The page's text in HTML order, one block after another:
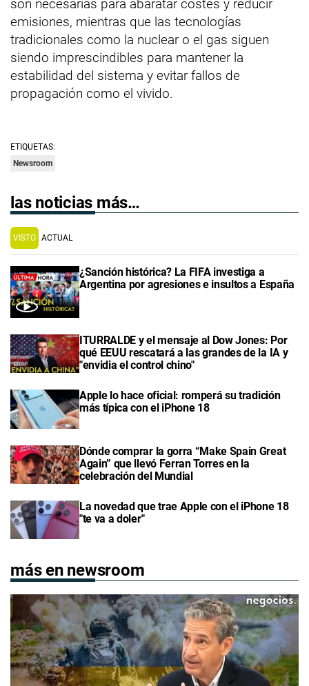
son necesarias para abaratar costes y reducir
emisiones, mientras que las tecnologías
tradicionales como la nuclear o el gas siguen
siendo imprescindibles para mantener la
estabilidad del sistema y evitar fallos de
propagación como el vivido.
ETIQUETAS:
Newsroom
las noticias más…
VISTO ACTUAL
¿Sanción histórica? La FIFA investiga a
Argentina por agresiones e insultos a España
ITURRALDE y el mensaje al Dow Jones: Por
qué EEUU rescatará a las grandes de la IA y
"envidia el control chino"
Apple lo hace oficial: romperá su tradición
más típica con el iPhone 18
Dónde comprar la gorra “Make Spain Great
Again” que llevó Ferran Torres en la
celebración del Mundial
La novedad que trae Apple con el iPhone 18
"te va a doler"
más en newsroom